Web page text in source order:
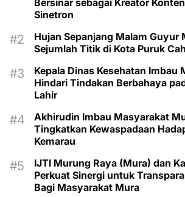
Sinetron
Hujan Sepanjang Malam Guyur
Sejumlah Titik di Kota Puruk
Kepala Dinas Kesehatan Imbau
Hindari Tindakan Berbahaya
Lahir
Akhirudin Imbau Masyarakat
Tingkatkan Kewaspadaan
Kemarau
IJTI Murung Raya (Mura) dan
Perkuat Sinergi untuk
Bagi Masyarakat Mura